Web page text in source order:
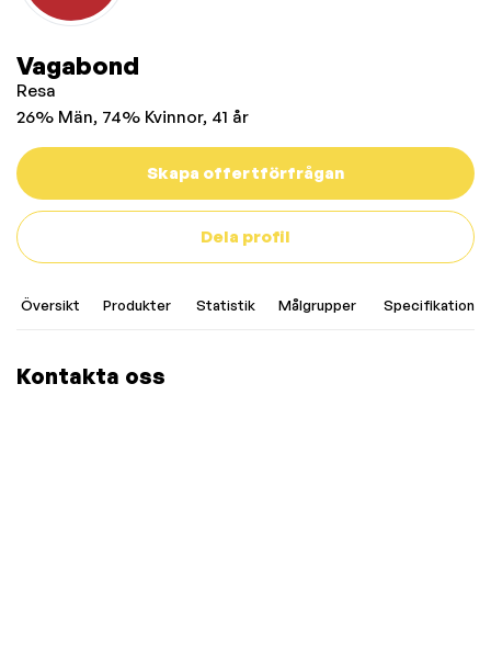
Vagabond
Resa
26% Män, 74% Kvinnor, 41 år
Skapa offertförfrågan
Dela profil
Översikt Produkter Statistik Målgrupper Specifikationer
Kontakta oss